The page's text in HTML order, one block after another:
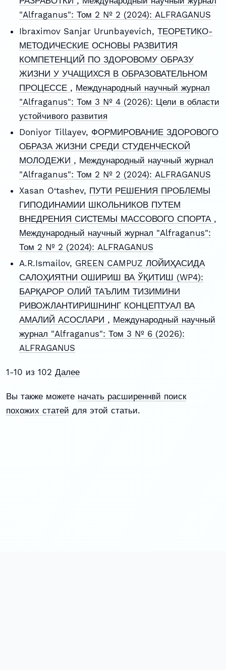
"Alfraganus": Том 2 № 2 (2024): ALFRAGANUS
Ibraximov Sanjar Urunbayevich, ТЕОРЕТИКО-
МЕТОДИЧЕСКИЕ ОСНОВЫ РАЗВИТИЯ
КОМПЕТЕНЦИЙ ПО ЗДОРОВОМУ ОБРАЗУ
ЖИЗНИ У УЧАЩИХСЯ В ОБРАЗОВАТЕЛЬНОМ
ПРОЦЕССЕ , Международный научный журнал
"Alfraganus": Том 3 № 4 (2026): Цели в области
устойчивого развития
Doniyor Tillayev, ФОРМИРОВАНИЕ ЗДОРОВОГО
ОБРАЗА ЖИЗНИ СРЕДИ СТУДЕНЧЕСКОЙ
МОЛОДЕЖИ , Международный научный журнал
"Alfraganus": Том 2 № 2 (2024): ALFRAGANUS
Xasan O‘tashev, ПУТИ РЕШЕНИЯ ПРОБЛЕМЫ
ГИПОДИНАМИИ ШКОЛЬНИКОВ ПУТЕМ
ВНЕДРЕНИЯ СИСТЕМЫ МАССОВОГО СПОРТА ,
Международный научный журнал "Alfraganus":
Том 2 № 2 (2024): ALFRAGANUS
A.R.Ismailov, GREEN CAMPUZ ЛОЙИҲАСИДА
САЛОҲИЯТНИ ОШИРИШ ВА ЎҚИТИШ (WP4):
БАРҚАРОР ОЛИЙ ТАЪЛИМ ТИЗИМИНИ
РИВОЖЛАНТИРИШНИНГ КОНЦЕПТУАЛ ВА
АМАЛИЙ АСОСЛАРИ , Международный научный
журнал "Alfraganus": Том 3 № 6 (2026):
ALFRAGANUS
1-10 из 102 Далее
Вы также можете начать расширеннвй поиск
похожих статей для этой статьи.